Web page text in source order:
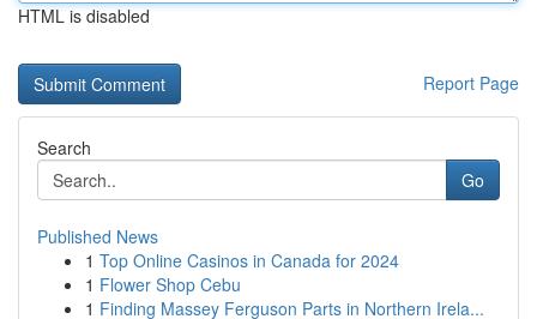
HTML is disabled
Report Page
Search
Go
Published News
1 Top Online Casinos in Canada for 2024
1 Flower Shop Cebu
1 Finding Massey Ferguson Parts in Northern Irela...